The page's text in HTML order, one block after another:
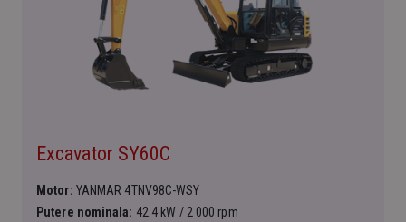
Excavator SY60C
Motor: YANMAR 4TNV98C-WSY
Putere nominala: 42.4 kW / 2 000 rpm